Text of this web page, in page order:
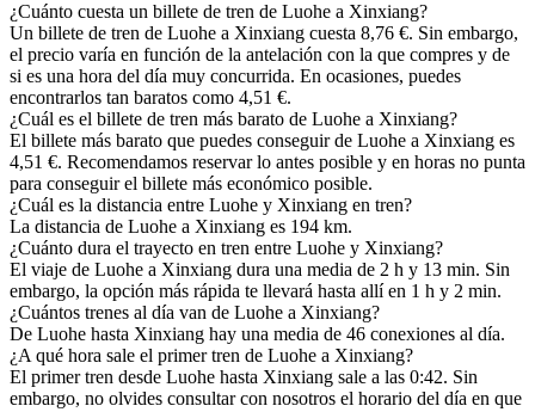
¿Cuánto cuesta un billete de tren de Luohe a Xinxiang?
Un billete de tren de Luohe a Xinxiang cuesta 8,76 €. Sin embargo,
el precio varía en función de la antelación con la que compres y de
si es una hora del día muy concurrida. En ocasiones, puedes
encontrarlos tan baratos como 4,51 €.
¿Cuál es el billete de tren más barato de Luohe a Xinxiang?
El billete más barato que puedes conseguir de Luohe a Xinxiang es
4,51 €. Recomendamos reservar lo antes posible y en horas no punta
para conseguir el billete más económico posible.
¿Cuál es la distancia entre Luohe y Xinxiang en tren?
La distancia de Luohe a Xinxiang es 194 km.
¿Cuánto dura el trayecto en tren entre Luohe y Xinxiang?
El viaje de Luohe a Xinxiang dura una media de 2 h y 13 min. Sin
embargo, la opción más rápida te llevará hasta allí en 1 h y 2 min.
¿Cuántos trenes al día van de Luohe a Xinxiang?
De Luohe hasta Xinxiang hay una media de 46 conexiones al día.
¿A qué hora sale el primer tren de Luohe a Xinxiang?
El primer tren desde Luohe hasta Xinxiang sale a las 0:42. Sin
embargo, no olvides consultar con nosotros el horario del día en que